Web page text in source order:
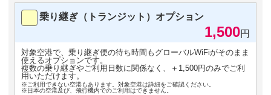
乗り継ぎ（トランジット）オプション
1,500円
対象空港で、乗り継ぎ便の待ち時間もグローバルWiFiがそのまま
使えるオプションです。
複数の乗り継ぎやご利用日数に関係なく、＋1,500円のみでご利
用いただけます。
※ご利用できない空港もあります。対象空港は詳細をご確認ください。
※日本の空港及び、飛行機内でのご利用はできません。